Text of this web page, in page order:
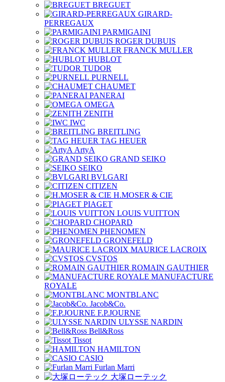
BREGUET
GIRARD-
PERREGAUX
PARMIGAINI
ROGER DUBUIS
FRANCK MULLER
HUBLOT
TUDOR
PURNELL
CHAUMET
PANERAI
OMEGA
ZENITH
IWC
BREITLING
TAG HEUER
ArtyA
GRAND SEIKO
SEIKO
BVLGARI
CITIZEN
H.MOSER & CIE
PIAGET
LOUIS VUITTON
CHOPARD
PHENOMEN
GRONEFELD
MAURICE LACROIX
CVSTOS
ROMAIN GAUTHIER
MANUFACTURE
ROYALE
MONTBLANC
Jacob&Co.
F.P.JOURNE
ULYSSE NARDIN
Bell&Ross
Tissot
HAMILTON
CASIO
Furlan Marri
大塚ローテック